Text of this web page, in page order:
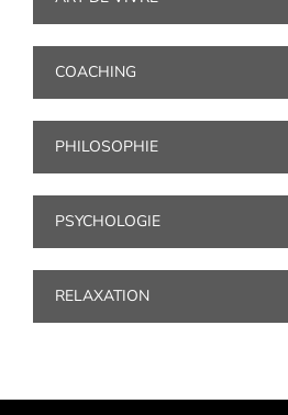
COACHING
PHILOSOPHIE
PSYCHOLOGIE
RELAXATION